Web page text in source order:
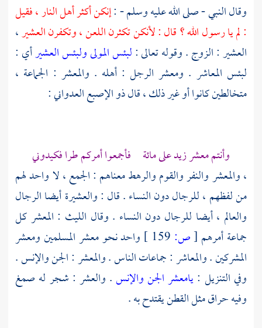
وقال النبي - صلى الله عليه وسلم - :إنكن أكثر أهل النار ، فقيل
: لم يا رسول الله ؟ قال : لأنكن تكثرن اللعن ، وتكفرن العشير،
العشير : الزوج . وقوله تعالى :لبئس المولى ولبئس العشيرأي :
لبئس المعاشر . ومعشر الرجل : أهله . والمعشر : الجماعة ،
متخالطين كانوا أو غير ذلك ، قالذو الإصبع العدواني:
وأنتم معشر زيد على مائة فأجمعوا أمركم طرا فكيدوني
، والمعشر والنفر والقوم والرهط معناهم : الجمع ، لا واحد لهم
من لفظهم ، للرجال دون النساء . قال : والعشيرة أيضا الرجال
والعالم ، أيضا للرجال دون النساء . وقال الليث : المعشر كل
جماعة أمرهم [ص:
واحد نحو معشر المسلمين ومعشر
المشركين . والمعاشر : جماعات الناس . والمعشر : الجن والإنس .
وفي التنزيل :يامعشر الجن والإنس. والعشر : شجر له صمغ
وفيه حراق مثل القطن يقتدح به .